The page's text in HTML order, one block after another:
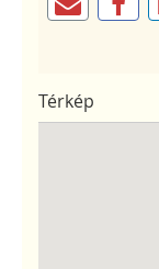
Térkép